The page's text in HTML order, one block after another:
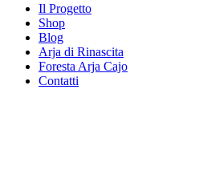
Il Progetto
Shop
Blog
Arja di Rinascita
Foresta Arja Cajo
Contatti